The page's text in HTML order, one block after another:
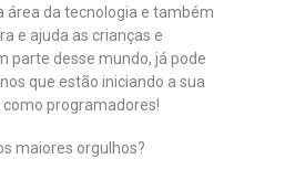
área da tecnologia e também
e ajuda as crianças e
parte desse mundo, já pode
que estão iniciando a sua
programadores!
maiores orgulhos?